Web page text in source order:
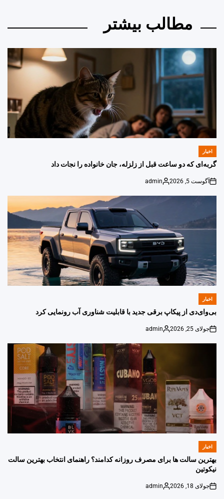
مطالب بیشتر
POSTED
IN
اخبار
گربه‌ای که دو ساعت قبل از زلزله، جان خانواده را نجات داد
on
آگوست 5, 2026
Posted
admin
POSTED
اخبار
بی‌وای‌دی از پیکاپ برقی جدید با قابلیت شناوری آب رونمایی کرد
on
جولای 25, 2026
Posted
admin
POSTED
اخبار
بهترین سالت ها برای مصرف روزانه کدامند؟ راهنمای انتخاب بهترین سالت
نیکوتین
on
جولای 18, 2026
Posted
admin